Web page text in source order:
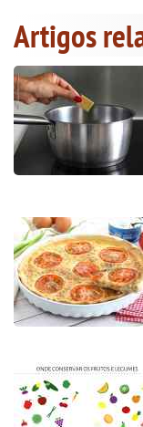
Artigos